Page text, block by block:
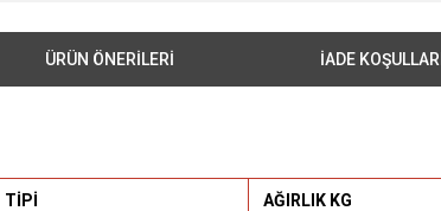
ÜRÜN ÖNERILERI İADE KOŞULLARI
TİPİ AĞIRLIK KG